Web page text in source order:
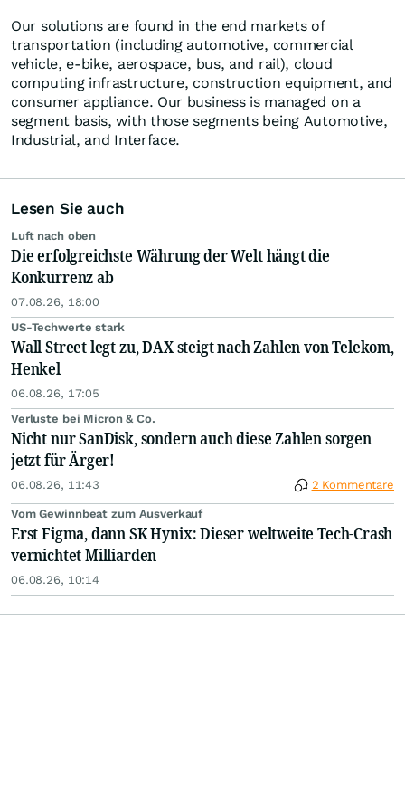
Our solutions are found in the end markets of
transportation (including automotive, commercial
vehicle, e-bike, aerospace, bus, and rail), cloud
computing infrastructure, construction equipment, and
consumer appliance. Our business is managed on a
segment basis, with those segments being Automotive,
Industrial, and Interface.
Lesen Sie auch
Luft nach oben
Die erfolgreichste Währung der Welt hängt die
Konkurrenz ab
07.08.26, 18:00
US-Techwerte stark
Wall Street legt zu, DAX steigt nach Zahlen von Telekom,
Henkel
06.08.26, 17:05
Verluste bei Micron & Co.
Nicht nur SanDisk, sondern auch diese Zahlen sorgen
jetzt für Ärger!
06.08.26, 11:43 2 Kommentare
Vom Gewinnbeat zum Ausverkauf
Erst Figma, dann SK Hynix: Dieser weltweite Tech-Crash
vernichtet Milliarden
06.08.26, 10:14